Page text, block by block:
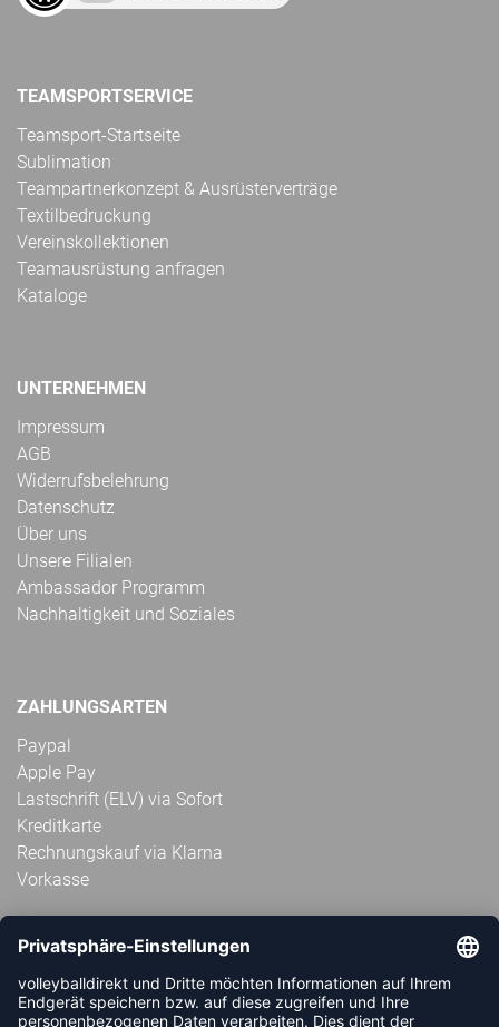
TEAMSPORTSERVICE
Teamsport-Startseite
Sublimation
Teampartnerkonzept & Ausrüsterverträge
Textilbedruckung
Vereinskollektionen
Teamausrüstung anfragen
Kataloge
UNTERNEHMEN
Impressum
AGB
Widerrufsbelehrung
Datenschutz
Über uns
Unsere Filialen
Ambassador Programm
Nachhaltigkeit und Soziales
ZAHLUNGSARTEN
Paypal
Apple Pay
Lastschrift (ELV) via Sofort
Kreditkarte
Rechnungskauf via Klarna
Vorkasse
ABONNIERE JETZT DEN KOSTENLOSEN
VOLLEYBALLDIREKT-NEWSLETTER UND VERPASSE KEINE
NEUIGKEIT ODER AKTION MEHR.